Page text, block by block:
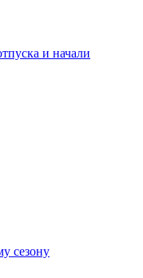
и начали
сезону